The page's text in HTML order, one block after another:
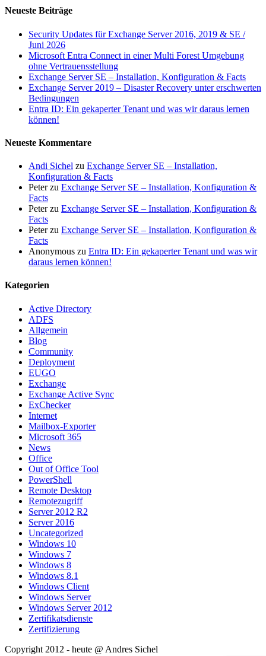
Neueste Beiträge
Security Updates für Exchange Server 2016, 2019 & SE /
Juni 2026
Microsoft Entra Connect in einer Multi Forest Umgebung
ohne Vertrauensstellung
Exchange Server SE – Installation, Konfiguration & Facts
Exchange Server 2019 – Disaster Recovery unter erschwerten
Bedingungen
Entra ID: Ein gekaperter Tenant und was wir daraus lernen
können!
Neueste Kommentare
Andi Sichel zu Exchange Server SE – Installation,
Konfiguration & Facts
Peterzu Exchange Server SE – Installation, Konfiguration &
Facts
Peterzu Exchange Server SE – Installation, Konfiguration &
Facts
Peterzu Exchange Server SE – Installation, Konfiguration &
Facts
Anonymous zu Entra ID: Ein gekaperter Tenant und was wir
daraus lernen können!
Kategorien
Active Directory
ADFS
Allgemein
Blog
Community
Deployment
EUGO
Exchange
Exchange Active Sync
ExChecker
Internet
Mailbox-Exporter
Microsoft 365
News
Office
Out of Office Tool
PowerShell
Remote Desktop
Remotezugriff
Server 2012 R2
Server 2016
Uncategorized
Windows 10
Windows 7
Windows 8
Windows 8.1
Windows Client
Windows Server
Windows Server 2012
Zertifikatsdienste
Zertifizierung
Copyright 2012 - heute @ Andres Sichel